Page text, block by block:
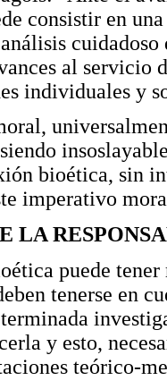
consistir en
al servicio
individuales y
bioética, sin
imperativo
LA
puede
tenerse en
y esto,
teórico-